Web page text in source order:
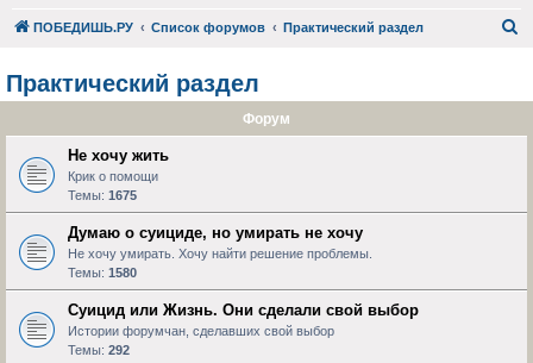
ПОБЕДИШЬ.РУ Список форумов Практический раздел
Практический раздел
Форум
Не хочу жить
Крик о помощи
Темы: 1675
Думаю о суициде, но умирать не хочу
Не хочу умирать. Хочу найти решение проблемы.
Темы: 1580
Суицид или Жизнь. Они сделали свой выбор
Истории форумчан, сделавших свой выбор
Темы: 292